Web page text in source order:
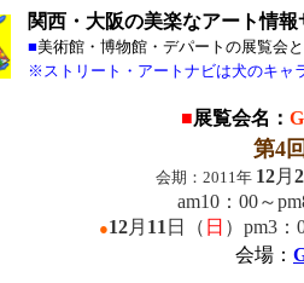
関西・大阪の美楽なアート情報
■美術館・博物館・デパートの展覧会
※ストリート・アートナビは犬のキャ
■展覧会名：
第4
会期：2011年 12月 2
am10：00～
●12月 11 日（ 日 ）pm3
会場：